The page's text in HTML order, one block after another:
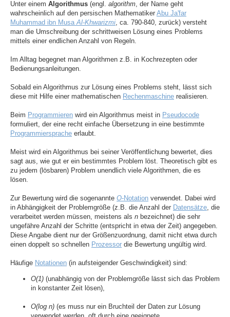
Unter einem Algorithmus (engl. algorithm, der Name geht
wahrscheinlich auf den persischen Mathematiker Abu Ja'far
Muhammad ibn MusaAl-Khwarizmi, ca. 790-840, zurück) versteht
man die Umschreibung der schrittweisen Lösung eines Problems
mittels einer endlichen Anzahl von Regeln.
Im Alltag begegnet man Algorithmen z.B. in Kochrezepten oder
Bedienungsanleitungen.
Sobald ein Algorithmus zur Lösung eines Problems steht, lässt sich
diese mit Hilfe einer mathematischen Rechenmaschine realisieren.
Beim Programmieren wird ein Algorithmus meist in Pseudocode
formuliert, der eine recht einfache Übersetzung in eine bestimmte
Programmiersprache erlaubt.
Meist wird ein Algorithmus bei seiner Veröffentlichung bewertet, dies
sagt aus, wie gut er ein bestimmtes Problem löst. Theoretisch gibt es
zu jedem (lösbaren) Problem unendlich viele Algorithmen, die es
lösen.
Zur Bewertung wird die sogenannte O-Notation verwendet. Dabei wird
in Abhängigkeit der Problemgröße (z.B. die Anzahl der Datensätze, die
verarbeitet werden müssen, meistens als n bezeichnet) die sehr
ungefähre Anzahl der Schritte (entspricht in etwa der Zeit) angegeben.
Diese Angabe dient nur der Größenzuordnung, damit nicht etwa durch
einen doppelt so schnellen Prozessor die Bewertung ungültig wird.
Häufige Notationen (in aufsteigender Geschwindigkeit) sind:
O(1) (unabhängig von der Problemgröße lässt sich das Problem
in konstanter Zeit lösen),
O(log n) (es muss nur ein Bruchteil der Daten zur Lösung